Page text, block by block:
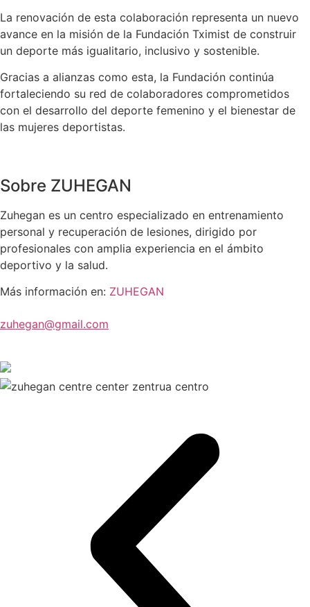
La renovación de esta colaboración representa un nuevo
avance en la misión de la Fundación Tximist de construir
un deporte más igualitario, inclusivo y sostenible.
Gracias a alianzas como esta, la Fundación continúa
fortaleciendo su red de colaboradores comprometidos
con el desarrollo del deporte femenino y el bienestar de
las mujeres deportistas.
Sobre ZUHEGAN
Zuhegan es un centro especializado en entrenamiento
personal y recuperación de lesiones, dirigido por
profesionales con amplia experiencia en el ámbito
deportivo y la salud.
Más información en: ZUHEGAN
zuhegan@gmail.com